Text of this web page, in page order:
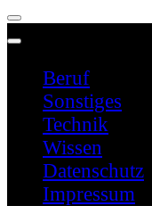
Beruf
Sonstiges
Technik
Wissen
Datenschutz
Impressum